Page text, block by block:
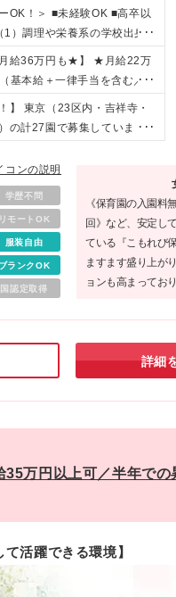
OK！＞ ■未経験OK ■高卒以
）調理や栄養系の学校出身
験は問いません！ （2）飲
方 ※もちろんアルバイトで
クありの方も歓迎！ 学んだ
な調理を仕事に活かしたい」
ので、まずはお気軽にご応
月給36万円も★】 ★月給22万
基本給＋一律手当を含む／
ご紹介！ ・住宅手当：15,0
手当（2年目以降） ・交通
手当全額支給 ・賞与年2回
給します ※月給には一律手
6ヶ月（その間の待遇に差
場合》 時給1,350円〜1,500円
方 時給1,250円／無資格の方
用期間6ヶ月（その間の待遇
】 東京（23区内・吉祥寺・
の計27園で募集していま
コンの説明
学歴不問
リモートOK
服装自由
ブランクOK
国認定取得
《保育園の入園料
回》など、安定し
ている『こもれび
ますます盛り上が
ョンも高まってお
にしながら、あな
ックです♪
詳細
万円以上可／半年での
活躍できる環境】